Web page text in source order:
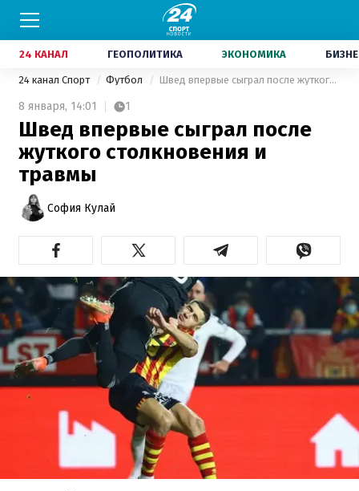
24 КАНАЛ ГЕОПОЛИТИКА ЭКОНОМИКА
24 канал Спорт Футбол Швед впервые сыграл после жуткого столкновения и травмы
8 января, 14:01 1
Швед впервые сыграл после
жуткого столкновения и
травмы
София Кулай